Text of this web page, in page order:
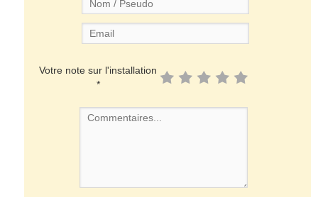
Votre note sur l'installation
*